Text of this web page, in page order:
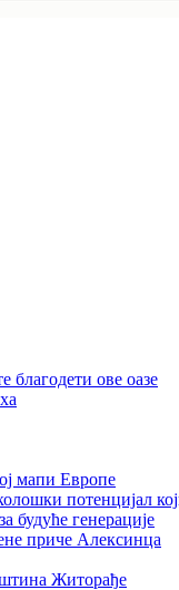
ове оазе
мапи Европе
потенцијал
будуће генерације
приче Алексинца
Житорађе